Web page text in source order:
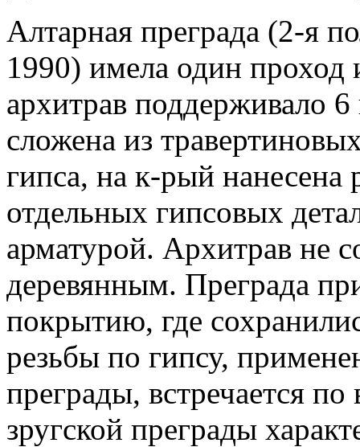
Алтарная преграда (2-я
1990) имела один
архитрав поддерживало
сложена из
гипса, на к-рый нанесена
отдельных гипсовых
арматурой. Архитрав не
деревянным. Преграда
покрытию, где
резьбы по гипсу,
преграды, встречается
зругской преграды